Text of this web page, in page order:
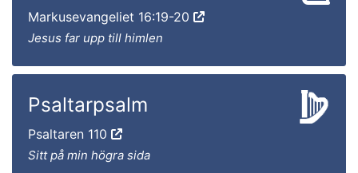
Markusevangeliet 16:19-20
Jesus far upp till himlen
Psaltarpsalm
Psaltaren 110
Sitt på min högra sida